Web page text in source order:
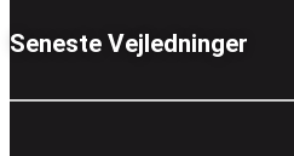
Seneste Vejledninger